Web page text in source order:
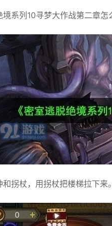
境系列10寻梦大作战第二章怎
和拐杖，用拐杖把楼梯拉下来